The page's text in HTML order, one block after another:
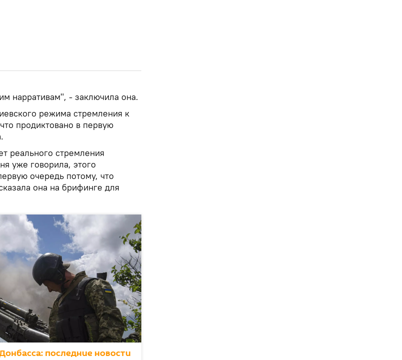
нарративам", - заключила она.
режима стремления к
продиктовано в первую
реального стремления
уже говорила, этого
очередь потому, что
она на брифинге для
последние новости